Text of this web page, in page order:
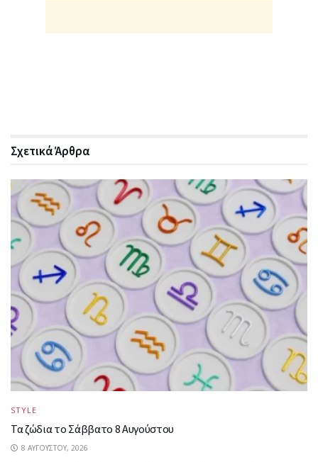
ΣχετικάΆρθρα
STYLE
Τα ζώδια το Σάββατο 8 Αυγούστου
8 ΑΥΓΟΎΣΤΟΥ, 2026